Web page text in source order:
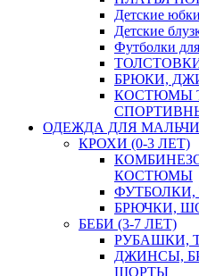
Детские юбки
Детские
Футболки
БРЮКИ,
КОСТЮМЫ
ОДЕЖДА ДЛЯ
КРОХИ (0-3 ЛЕТ)
КОСТЮМЫ
БРЮЧКИ,
БЕБИ (3-7 ЛЕТ)
РУБАШКИ,
ДЖИНСЫ,
ШОРТЫ